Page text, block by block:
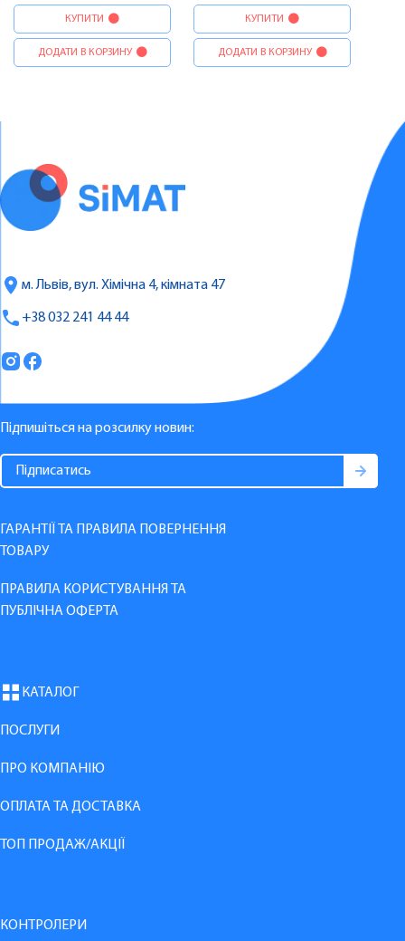
КУПИТИ
ДОДАТИ В КОРЗИНУ
КУПИТИ
ДОДАТИ В КОРЗИНУ
м. Львів, вул. Хімічна 4, кімната 47
+38 032 241 44 44
Підпишіться на розсилку новин:
ГАРАНТІЇ ТА ПРАВИЛА ПОВЕРНЕННЯ
ТОВАРУ
ПРАВИЛА КОРИСТУВАННЯ ТА
ПУБЛІЧНА ОФЕРТА
КАТАЛОГ
ПОСЛУГИ
ПРО КОМПАНІЮ
ОПЛАТА ТА ДОСТАВКА
ТОП ПРОДАЖ/АКЦІЇ
КОНТРОЛЕРИ